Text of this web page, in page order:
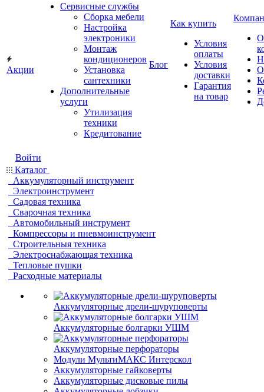
Акции
Сервисные службы
Сборка мебели
Настройка
электроники
Монтаж
кондиционеров
Установка
сантехники
Дополнительные
услуги
Утилизация
техники
Кредитование
Блог
Как купить
Условия
оплаты
Условия
доставки
Гарантия
на товар
О
Войти
Каталог
Аккумуляторный инструмент
Электроинструмент
Садовая техника
Сварочная техника
Автомобильный инструмент
Компрессоры и пневмоинструмент
Строительныя техника
Электроснабжающая техника
Тепловые пушки
Расходные материалы
Аккумуляторные дрели-шуруповерты
Аккумуляторные болгарки УШМ
Аккумуляторные перфораторы
Модули МультиМАКС Интерскол
Аккумуляторные гайковерты
Аккумуляторные дисковые пилы